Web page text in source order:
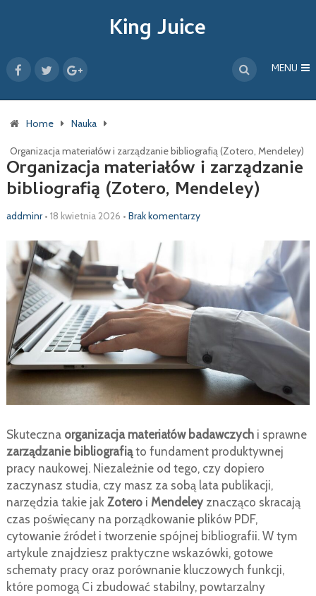
King Juice
MENU
Home Nauka
Organizacja materiałów i zarządzanie bibliografią (Zotero, Mendeley)
Organizacja materiałów i zarządzanie
bibliografią (Zotero, Mendeley)
addminr • 18 kwietnia 2026 • Brak komentarzy
Skuteczna organizacja materiałów badawczychi sprawne
zarządzanie bibliografiąto fundament produktywnej
pracy naukowej. Niezależnie od tego, czy dopiero
zaczynasz studia, czy masz za sobą lata publikacji,
narzędzia takie jak Zoteroi Mendeleyznacząco skracają
czas poświęcany na porządkowanie plików PDF,
cytowanie źródeł i tworzenie spójnej bibliografii. W tym
artykule znajdziesz praktyczne wskazówki, gotowe
schematy pracy oraz porównanie kluczowych funkcji,
które pomogą Ci zbudować stabilny, powtarzalny